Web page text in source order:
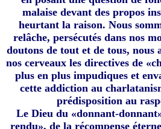
malaise devant des propos
heurtant la raison. Nous
relâche, persécutés dans nos
doutons de tout et de tous, nous
nos cerveaux les directives de
plus en plus impudiques et
cette addiction au
prédisposition au
Le Dieu du «donnant-
rendu», de la récompense